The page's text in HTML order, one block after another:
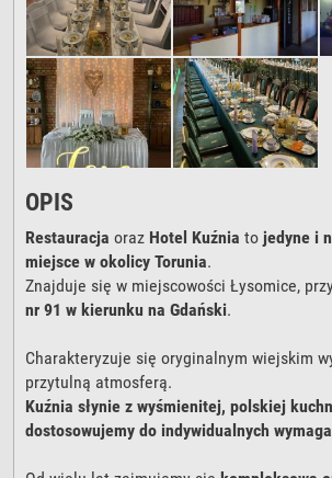
OPIS
Restauracja oraz Hotel Kuźnia tojedyne i
miejsce w okolicy Torunia.
Znajduje się w miejscowości Łysomice,
nr 91 w kierunku na Gdański.
Charakteryzuje się oryginalnym wiejskim
przytulną atmosferą.
Kuźnia słynie z wyśmienitej, polskiej
dostosowujemy do indywidualnych